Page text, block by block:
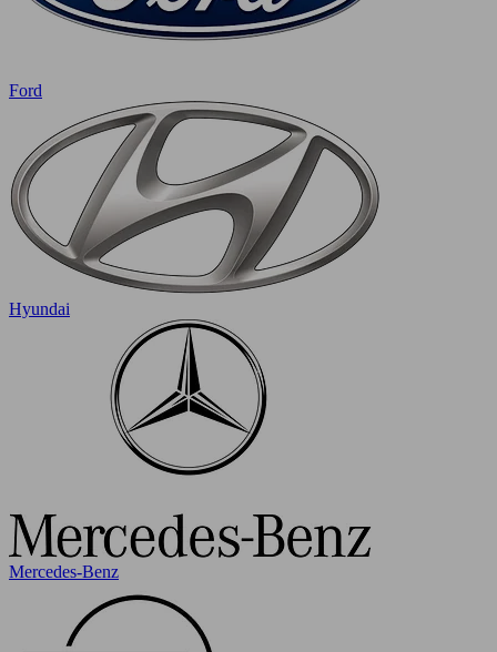
Ford
Hyundai
Mercedes-Benz